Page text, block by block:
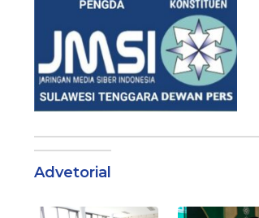
Advetorial